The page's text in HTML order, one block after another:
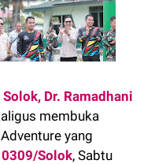
Dr. Ramadhani
membuka
yang
Solok, Sabtu